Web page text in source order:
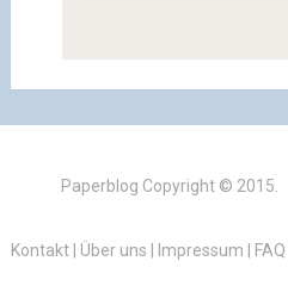
Paperblog Copyright © 2015.
Kontakt| Über uns Impressum FAQ